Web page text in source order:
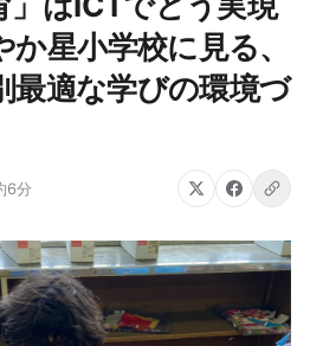
星小学校に見る、
最適な学びの環境づ
6分